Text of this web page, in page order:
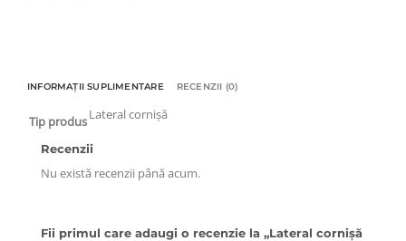
INFORMAȚII SUPLIMENTARE RECENZII (0)
Tip produsLateral cornișă
Recenzii
Nu există recenzii până acum.
Fii primul care adaugi o recenzie la „Lateral cornișă